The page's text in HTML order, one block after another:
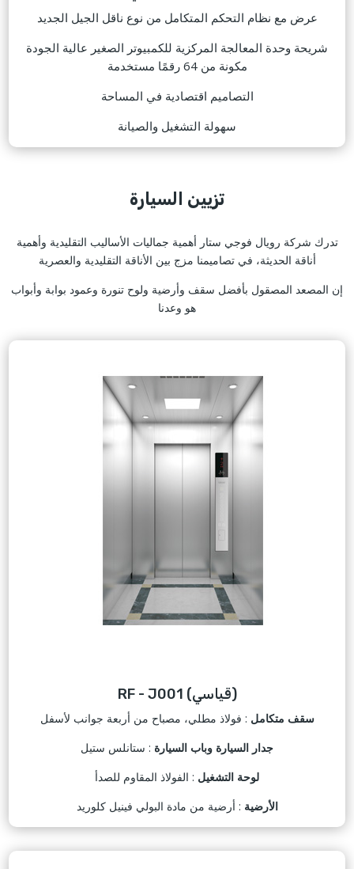
عرض مع نظام التحكم المتكامل من نوع ناقل الجيل الجديد
شريحة وحدة المعالجة المركزية للكمبيوتر الصغير عالية الجودة
مكونة من 64 رقمًا مستخدمة
التصاميم اقتصادية في المساحة
سهولة التشغيل والصيانة
تزيين السيارة
تدرك شركة رويال فوجي ستار أهمية جماليات الأساليب التقليدية وأهمية
أناقة الحديثة، في تصاميمنا مزج بين الأناقة التقليدية والعصرية
إن المصعد المصقول بأفضل سقف وأرضية ولوح تنورة وعمود بوابة وأبواب
هو وعدنا
RF - J001 (قياسي)
سقف متكامل : فولاذ مطلي، مصباح من أربعة جوانب لأسفل
جدار السيارة وباب السيارة : ستانلس ستيل
لوحة التشغيل : الفولاذ المقاوم للصدأ
الأرضية : أرضية من مادة البولي فينيل كلوريد